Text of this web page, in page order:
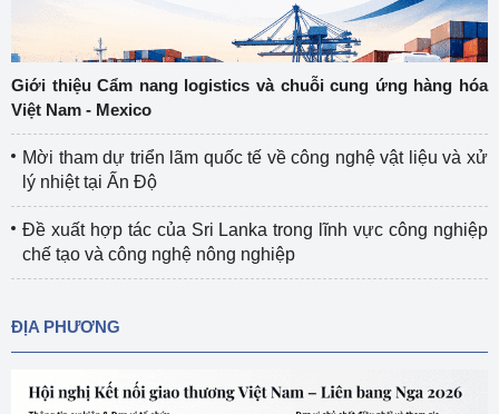
Giới thiệu Cẩm nang logistics và chuỗi cung ứng hàng hóa
Việt Nam - Mexico
Mời tham dự triển lãm quốc tế về công nghệ vật liệu và xử
lý nhiệt tại Ấn Độ
Đề xuất hợp tác của Sri Lanka trong lĩnh vực công nghiệp
chế tạo và công nghệ nông nghiệp
ĐỊA PHƯƠNG